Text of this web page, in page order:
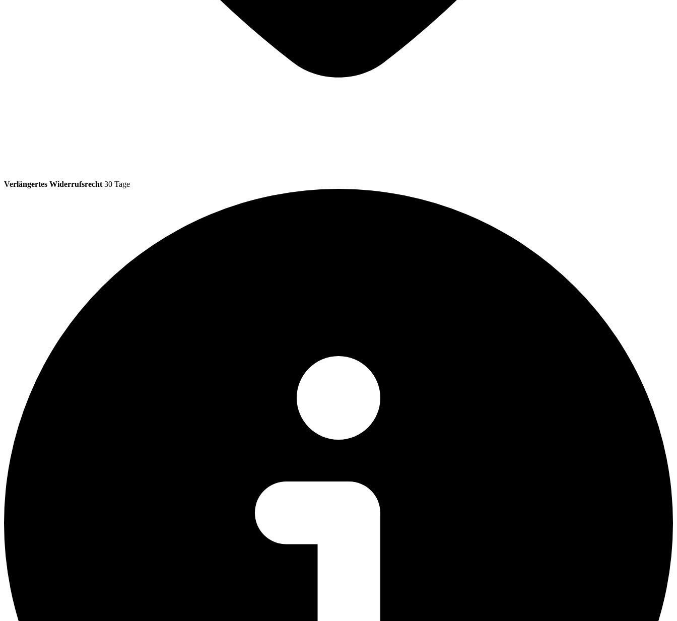
Verlängertes Widerrufsrecht 30 Tage